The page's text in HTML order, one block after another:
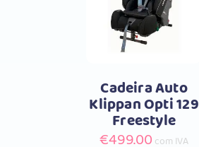
Comprar
Cadeira Auto
Klippan Opti 129
Freestyle
€499.00 com IVA